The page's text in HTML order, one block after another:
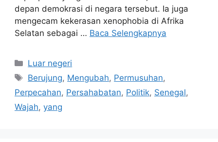
depan demokrasi di negara tersebut. Ia juga
mengecam kekerasan xenophobia di Afrika
Selatan sebagai … Baca Selengkapnya
Kategori
Luar negeri
Tag
Berujung, Mengubah, Permusuhan,
Perpecahan, Persahabatan, Politik, Senegal,
Wajah, yang